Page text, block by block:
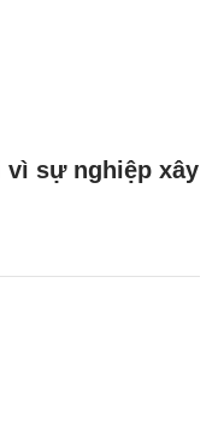
vì sự nghiệp xây